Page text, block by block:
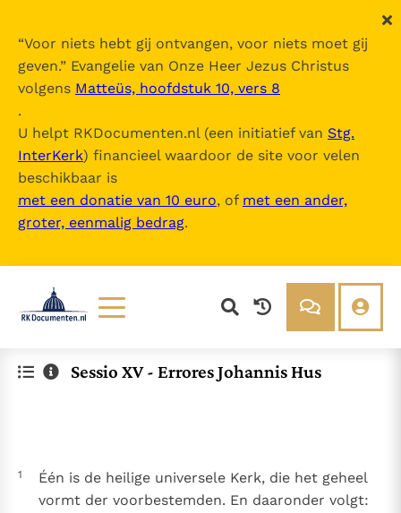
“Voor niets hebt gij ontvangen, voor niets moet gij
geven.” Evangelie van Onze Heer Jezus Christus
volgens Matteüs, hoofdstuk 10, vers 8
.
U helpt RKDocumenten.nl (een initiatief van Stg.
InterKerk) financieel waardoor de site voor velen
beschikbaar is
met een donatie van 10 euro, of met een ander,
groter, eenmalig bedrag.
Documenten
Denzinger
Over RK Documenten
Gebruiksvoorwaarden
Sessio XV - Errores Johannis Hus
1
Één is de heilige universele Kerk, die het geheel
vormt der voorbestemden. En daaronder volgt: